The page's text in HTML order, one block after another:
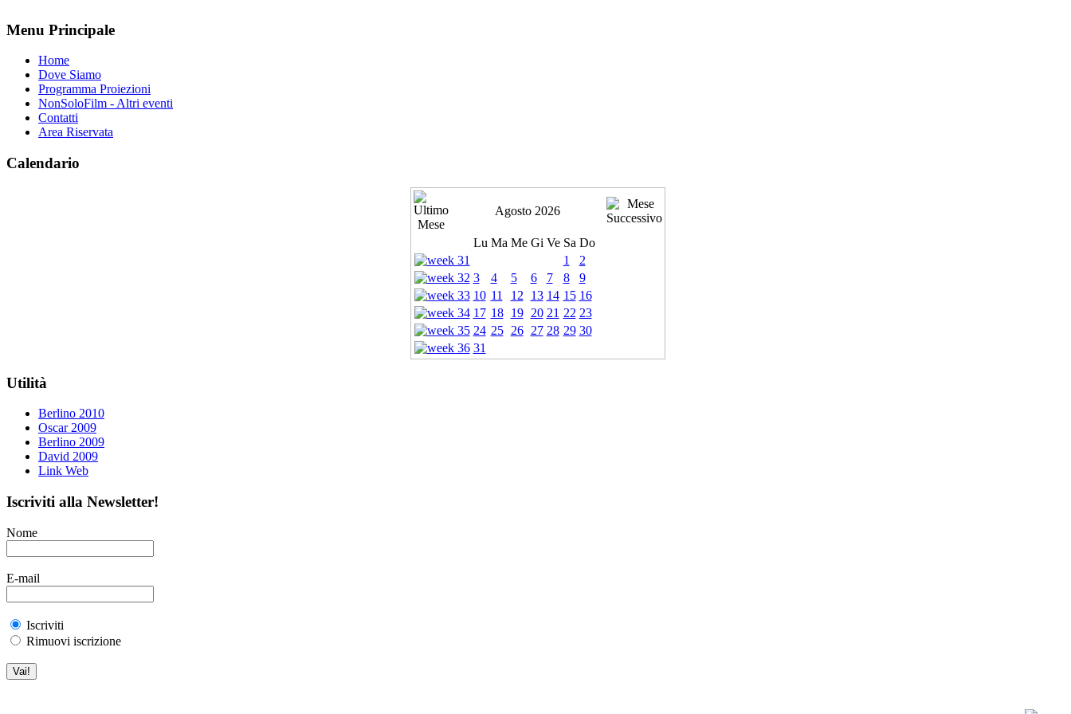
Menu Principale
Home
Dove Siamo
Programma Proiezioni
NonSoloFilm - Altri eventi
Contatti
Area Riservata
Calendario
Agosto 2026
Lu Ma Me Gi Ve Sa Do
1
2
3
4 5 6 7 8
9
10 11 12 13 14 15 16
17 18 19 20 21 22 23
24 25 26 27 28 29 30
31
Utilità
Berlino 2010
Oscar 2009
Berlino 2009
David 2009
Link Web
Iscriviti alla Newsletter!
Nome
E-mail
Iscriviti
Rimuovi iscrizione